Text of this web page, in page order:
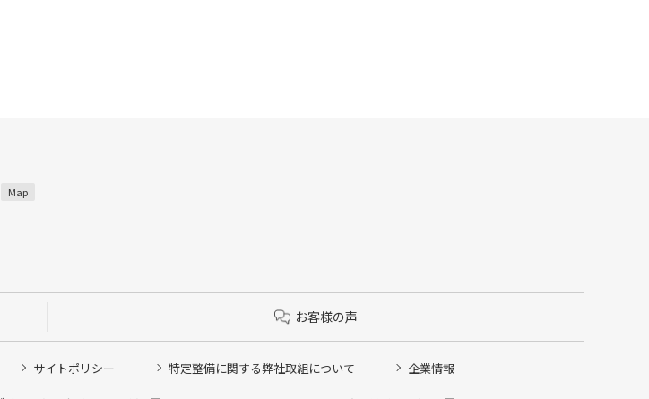
Map
お客様の声
サイトポリシー 特定整備に関する弊社取組について 企業情報